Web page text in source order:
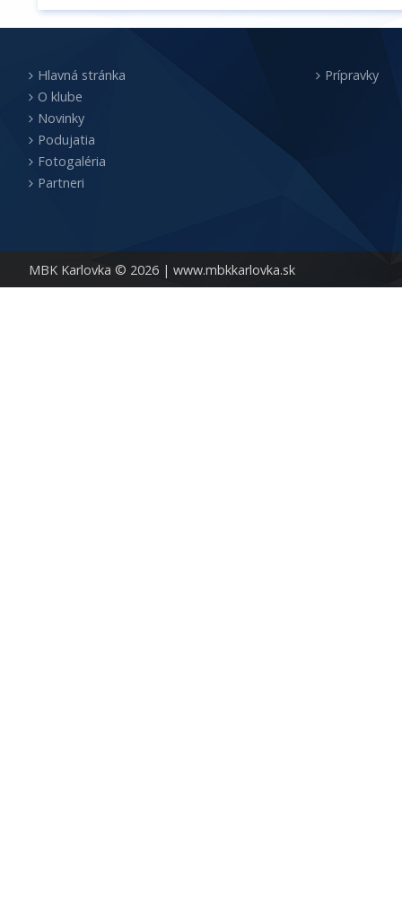
MBK Karlovka © 2026 | www.mbkkarlovka.sk
Hlavná stránka
O klube
Novinky
Podujatia
Fotogaléria
Partneri
Prípravky